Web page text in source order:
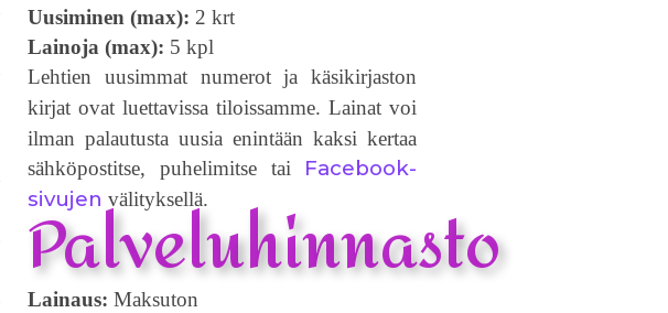
Uusiminen (max): 2 krt
Lainoja (max): 5 kpl
Lehtien uusimmat numerot ja käsikirjaston
kirjat ovat luettavissa tiloissamme.Lainat voi
ilman palautusta uusia enintään kaksi kertaa
sähköpostitse, puhelimitse tai Facebook-
sivujen välityksellä.
Palveluhinnasto
Lainaus: Maksuton